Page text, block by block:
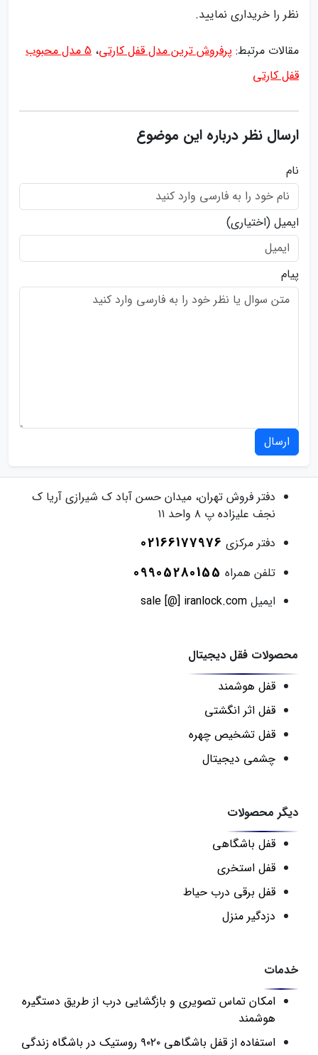
نظر را خریداری نمایید.
مقالات مرتبط: پرفروش ترین مدل قفل کارتی،
5 مدل محبوب
قفل کارتی
ارسال نظر درباره این موضوع
نام
ایمیل (اختیاری)
پیام
ارسال
دفتر فروش تهران، میدان حسن آباد ک شیرازی آریا ک
نجف علیزاده پ ۸ واحد ۱۱
دفتر مرکزی 02166177976
تلفن همراه 09905280155
ایمیل sale [@] iranlock.com
محصولات فقل دیجیتال
قفل هوشمند
قفل اثر انگشتی
قفل تشخیص چهره
چشمی دیجیتال
دیگر محصولات
قفل باشگاهی
قفل استخری
قفل برقی درب حیاط
دزدگیر منزل
خدمات
امکان تماس تصویری و بازگشایی درب از طریق دستگیره
هوشمند
استفاده از قفل باشگاهی ۹۰۲۰ روستیک در باشگاه زندگی